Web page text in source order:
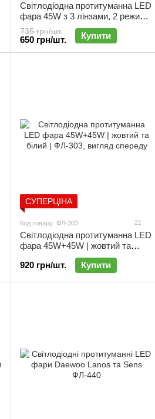
Світлодіодна протитуманна LED
фара 45W з 3 лінзами, 2 режими,
прямокутна | ФЛ-311
735 грн/шт.
650 грн/шт. Купити
СУПЕРЦІНА
Код товару: ФЛ-303 21
Світлодіодна протитуманна LED
фара 45W+45W | жовтий та
білий | ФЛ-303
920 грн/шт.
Купити